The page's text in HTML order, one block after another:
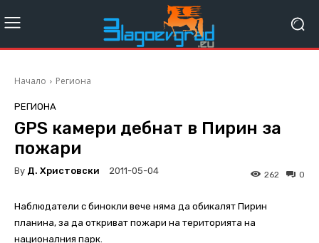
Начало Региона
РЕГИОНА
GPS камери дебнат в Пирин за
пожари
By Д. Христовски 2011-05-04 0
262
Наблюдатели с бинокли вече няма да обикалят Пирин
планина, за да откриват пожари на територията на
националния парк.